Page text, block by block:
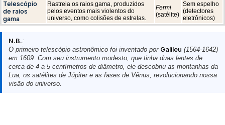
Telescópio
de raios
gama
Rastreia os raios gama, produzidos
pelos eventos mais violentos do
universo, como colisões de estrelas.
Fermi
(satélite)
Sem espelho
(detectores
eletrônicos)
N.B.:
O primeiro telescópio astronômico foi inventado por Galileu (1564-1642)
em 1609. Com seu instrumento modesto, que tinha duas lentes de
cerca de 4 a 5 centímetros de diâmetro, ele descobriu as montanhas da
Lua, os satélites de Júpiter e as fases de Vênus, revolucionando nossa
visão do universo.